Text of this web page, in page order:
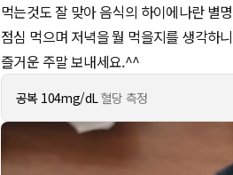
먹는것도 잘 맞아 음식의 하이에나란 별
점심 먹으며 저녁을 뭘 먹을지를 생각하
즐거운 주말 보내세요.^^
공복 104mg/dL혈당 측정